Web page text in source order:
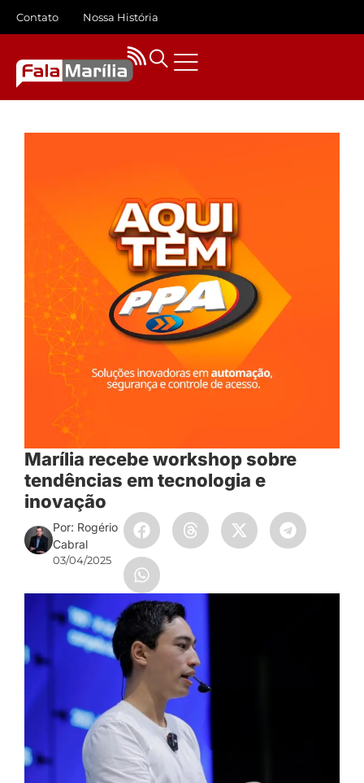
Contato Nossa História
Marília recebe workshop sobre
tendências em tecnologia e
inovação
Por: Rogério
Cabral
03/04/2025